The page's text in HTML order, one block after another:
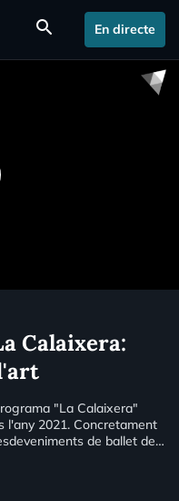
search En directe
Calaixera:
"La Calaixera"
l'any 2021. Concretament
de ballet de